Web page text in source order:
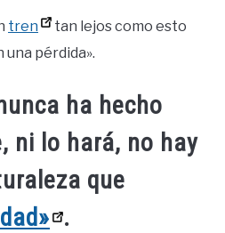
tren
tan lejos como esto
pérdida».
ha hecho
ni lo hará, no hay
que
.